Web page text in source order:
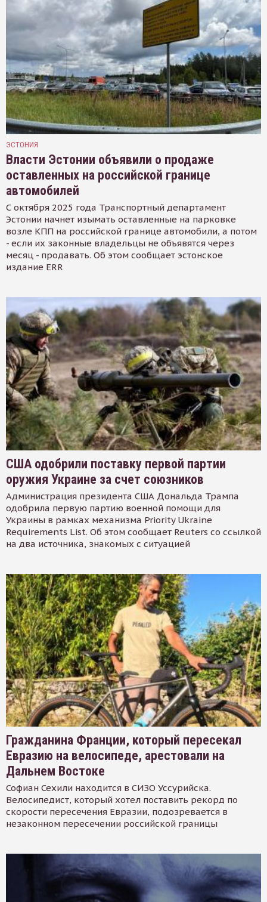
ЭСТОНИЯ
Власти Эстонии объявили о продаже
оставленных на российской границе
автомобилей
С октября 2025 года Транспортный департамент
Эстонии начнет изымать оставленные на парковке
возле КПП на российской границе автомобили, а потом
- если их законные владельцы не объявятся через
месяц - продавать. Об этом сообщает эстонское
издание ERR
США одобрили поставку первой партии
оружия Украине за счет союзников
Администрация президента США Дональда Трампа
одобрила первую партию военной помощи для
Украины в рамках механизма Priority Ukraine
Requirements List. Об этом сообщает Reuters со ссылкой
на два источника, знакомых с ситуацией
Гражданина Франции, который пересекал
Евразию на велосипеде, арестовали на
Дальнем Востоке
Софиан Сехили находится в СИЗО Уссурийска.
Велосипедист, который хотел поставить рекорд по
скорости пересечения Евразии, подозревается в
незаконном пересечении российской границы